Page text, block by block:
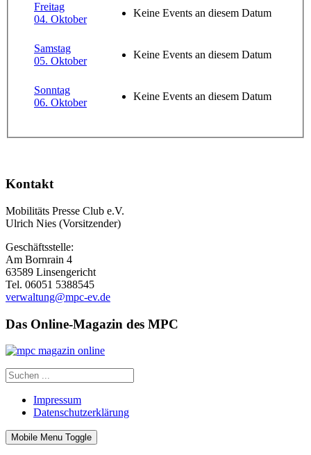
Freitag
04. Oktober
Keine Events an diesem Datum
Samstag
05. Oktober
Keine Events an diesem Datum
Sonntag
06. Oktober
Keine Events an diesem Datum
Kontakt
Mobilitäts Presse Club e.V.
Ulrich Nies (Vorsitzender)
Geschäftsstelle:
Am Bornrain 4
63589 Linsengericht
Tel. 06051 5388545
verwaltung@mpc-ev.de
Das Online-Magazin des MPC
Impressum
Datenschutzerklärung
Mobile Menu Toggle